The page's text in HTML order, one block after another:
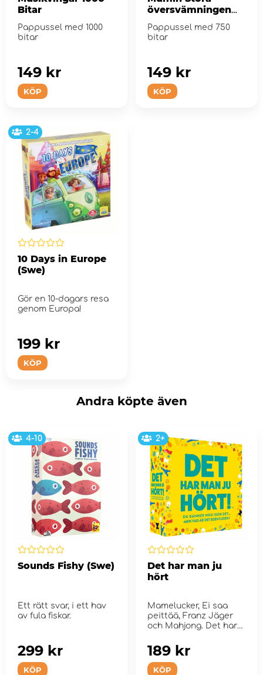
Bitar
Pappussel med 1000
bitar
KÖP
149 kr
översvämningen
750 Bitar
Pappussel med 750
bitar
KÖP
149 kr
2-4
10 Days in Europe
(Swe)
Gör en 10-dagars resa
genom Europa!
KÖP
199 kr
Andra köpte även
4-10
Sounds Fishy (Swe)
Ett rätt svar, i ett hav
av fula fiskar.
KÖP
299 kr
2+
Det har man ju
hört
Mamelucker, Ei saa
peittää, Franz Jäger
och Mahjong. Det har
KÖP
189 kr